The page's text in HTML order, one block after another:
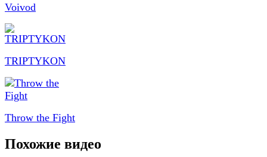
Voivod
TRIPTYKON
Throw the Fight
Похожие видео